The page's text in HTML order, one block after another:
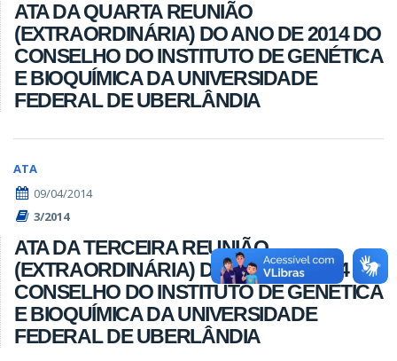
ATA DA QUARTA REUNIÃO
(EXTRAORDINÁRIA) DO ANO DE 2014 DO
CONSELHO DO INSTITUTO DE GENÉTICA
E BIOQUÍMICA DA UNIVERSIDADE
FEDERAL DE UBERLÂNDIA
ATA
09/04/2014
3/2014
ATA DA TERCEIRA REUNIÃO
(EXTRAORDINÁRIA) DO ANO DE 2014 DO
CONSELHO DO INSTITUTO DE GENÉTICA
E BIOQUÍMICA DA UNIVERSIDADE
FEDERAL DE UBERLÂNDIA